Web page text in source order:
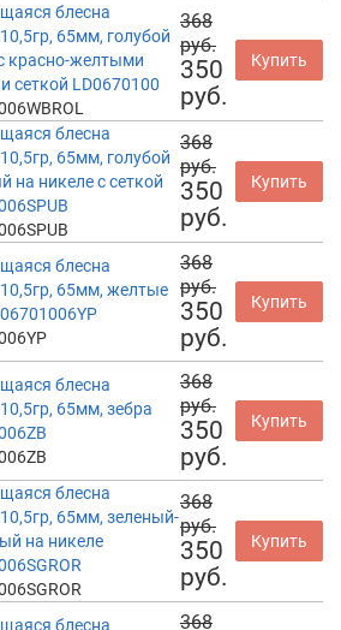
блесна
65мм, голубой
красно-желтыми
сеткой LD0670100
368
руб.
350
руб.
Купить
блесна
65мм, голубой
на никеле с сеткой
368
руб.
350
руб.
Купить
блесна
65мм, желтые
368
руб.
350
руб.
Купить
блесна
65мм, зебра
368
руб.
350
руб.
Купить
блесна
65мм, зеленый-
на никеле
368
руб.
350
руб.
Купить
блесна 368